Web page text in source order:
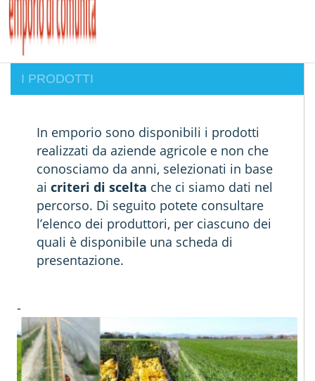
I PRODOTTI
In emporio sono disponibili i prodotti
realizzati da aziende agricole e non che
conosciamo da anni, selezionati in base
ai criteri di scelta che ci siamo dati nel
percorso. Di seguito potete consultare
l’elenco dei produttori, per ciascuno dei
quali è disponibile una scheda di
presentazione.